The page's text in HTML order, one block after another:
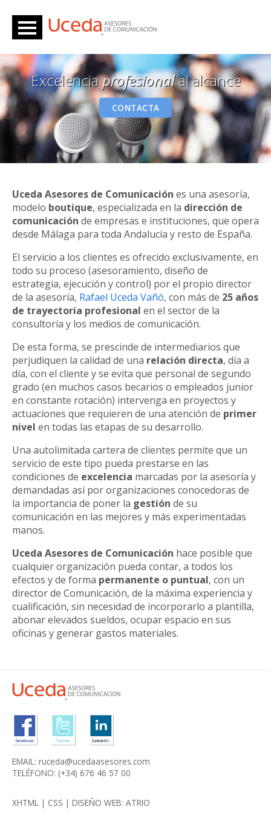
Excelenciaprofesionalal alcance
CONTACTA
Uceda Asesores de Comunicación es una asesoría,
modelo boutique, especializada en la dirección de
comunicación de empresas e instituciones, que opera
desde Málaga para toda Andalucía y resto de España.
El servicio a los clientes es ofrecido exclusivamente, en
todo su proceso (asesoramiento, diseño de
estrategia, ejecución y control) por el propio director
de la asesoría, Rafael Uceda Vañó, con más de 25 años
de trayectoria profesional en el sector de la
consultoría y los medios de comunicación.
De esta forma, se prescinde de intermediarios que
perjudiquen la calidad de una relación directa, día a
día, con el cliente y se evita que personal de segundo
grado (en muchos casos becarios o empleados junior
en constante rotación) intervenga en proyectos y
actuaciones que requieren de una atención de primer
nivel en todas las etapas de su desarrollo.
Una autolimitada cartera de clientes permite que un
servicio de este tipo pueda prestarse en las
condiciones de excelencia marcadas por la asesoría y
demandadas así por organizaciones conocedoras de
la importancia de poner la gestión de su
comunicación en las mejores y más experimentadas
manos.
Uceda Asesores de Comunicación hace posible que
cualquier organización pueda contar, a todos los
efectos y de forma permanente o puntual, con un
director de Comunicación, de la máxima experiencia y
cualificación, sin necesidad de incorporarlo a plantilla,
abonar elevados sueldos, ocupar espacio en sus
oficinas y generar gastos materiales.
EMAIL: ruceda@ucedaasesores.com
TELÉFONO: (+34) 676 46 57 00
XHTML | CSS | DISEÑO WEB: ATRIO